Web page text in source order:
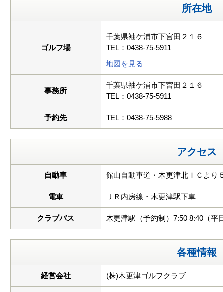
所在地
ゴルフ場
千葉県袖ケ浦市下宮田２１６
TEL：0438-75-5911
地図を見る
事務所
千葉県袖ケ浦市下宮田２１６
TEL：0438-75-5911
予約先 TEL：0438-75-5988
アクセス
自動車 館山自動車道・木更津北ＩＣより
電車 ＪＲ内房線・木更津駅下車
クラブバス 木更津駅（予約制）7:50 8:40（平
各種情報
経営会社 (株)木更津ゴルフクラブ